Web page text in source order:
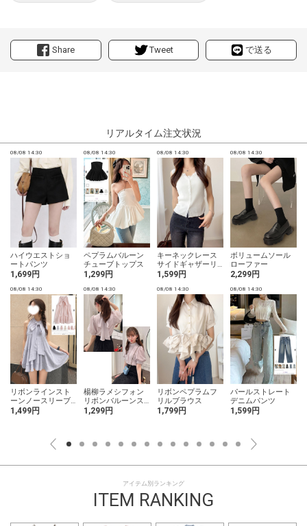
Share Tweet で送る
リアルタイム注文状況
08/08 14:30
ハイウエストショ
ートパンツ
1,699円
08/08 14:30
ペプラムバルーン
チューブトップス
1,299円
08/08 14:30
キーネックレース
サイドギャザーリ
ブニットベスト
1,599円
08/08 14:30
ボリュームソール
ローファー
2,299円
08/08 14:30
リボンラインスト
ーンノースリーブ
ティアードチュニ
1,499円
08/08 14:30
楊柳ラメシフォン
リボンバルーンス
リーブブラウス
1,299円
08/08 14:30
リボンペプラムフ
リルブラウス
1,799円
08/08 14:30
パールストレート
デニムパンツ
1,599円
アイテム別ランキング
ITEM RANKING